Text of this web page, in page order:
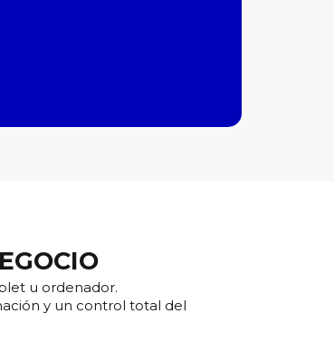
u ordenador.
y un control total del